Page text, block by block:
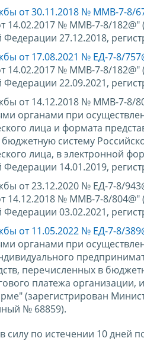
от 30.11.2018 № ММВ-7-8/
14.02.2017 № ММВ-7-8/182@"
27.12.2018,
от 17.08.2021 № ЕД-7-8/
14.02.2017 № ММВ-7-8/182@"
22.09.2021,
от 14.12.2018 № ММВ-7-8/
органами при
лица и формата
систему
лица, в электронной
14.01.2019,
от 23.12.2020 № ЕД-7-8/
14.12.2018 № ММВ-7-8/804@"
03.02.2021,
от 11.05.2022 № ЕД-7-8/
органами при
перечисленных в
платежа организации,
(зарегистрирован
№ 68859).
силу по истечении 10 дней